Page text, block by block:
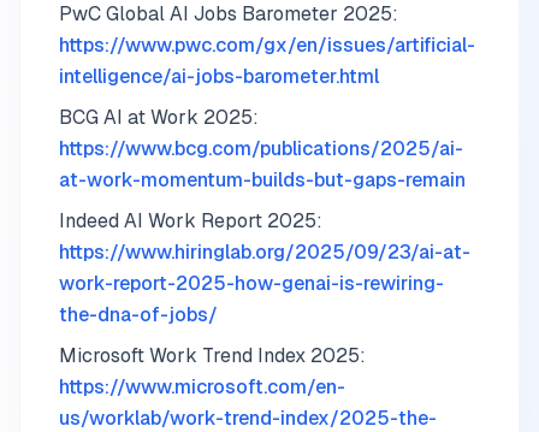
PwC Global AI Jobs Barometer 2025:
https://www.pwc.com/gx/en/issues/artificial-
intelligence/ai-jobs-barometer.html
BCG AI at Work 2025:
https://www.bcg.com/publications/2025/ai-
at-work-momentum-builds-but-gaps-remain
Indeed AI Work Report 2025:
https://www.hiringlab.org/2025/09/23/ai-at-
work-report-2025-how-genai-is-rewiring-
the-dna-of-jobs/
Microsoft Work Trend Index 2025:
https://www.microsoft.com/en-
us/worklab/work-trend-index/2025-the-